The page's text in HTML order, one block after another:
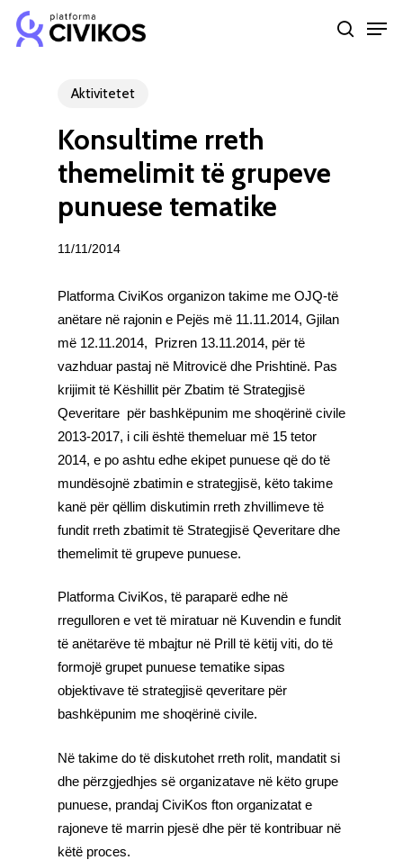
Skip
search
Aktivitetet
Konsultime rreth
themelimit të grupeve
punuese tematike
11/11/2014
Platforma CiviKos organizon takime me OJQ-të
anëtare në rajonin e Pejës më 11.11.2014, Gjilan
më 12.11.2014, Prizren 13.11.2014, për të
vazhduar pastaj në Mitrovicë dhe Prishtinë. Pas
krijimit të Këshillit për Zbatim të Strategjisë
Qeveritare për bashkëpunim me shoqërinë civile
2013-2017, i cili është themeluar më 15 tetor
2014, e po ashtu edhe ekipet punuese që do të
mundësojnë zbatimin e strategjisë, këto takime
kanë për qëllim diskutimin rreth zhvillimeve të
fundit rreth zbatimit të Strategjisë Qeveritare dhe
themelimit të grupeve punuese.
Platforma CiviKos, të paraparë edhe në
rregulloren e vet të miratuar në Kuvendin e fundit
të anëtarëve të mbajtur në Prill të këtij viti, do të
formojë grupet punuese tematike sipas
objektivave të strategjisë qeveritare për
bashkëpunim me shoqërinë civile.
Në takime do të diskutohet rreth rolit, mandatit si
dhe përzgjedhjes së organizatave në këto grupe
punuese, prandaj CiviKos fton organizatat e
rajoneve të marrin pjesë dhe për të kontribuar në
këtë proces.